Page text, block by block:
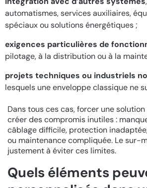
automatismes, services auxiliaires,
spéciaux ou solutions énergétiques ;
exigences particulières de
pilotage, à la distribution ou à la
projets techniques ou industriels
lesquels une enveloppe classique ne
Dans tous ces cas, forcer une
créer des compromis inutiles :
câblage difficile, protection
ou maintenance compliquée. Le sur-
justement à éviter ces limites.
Quels éléments